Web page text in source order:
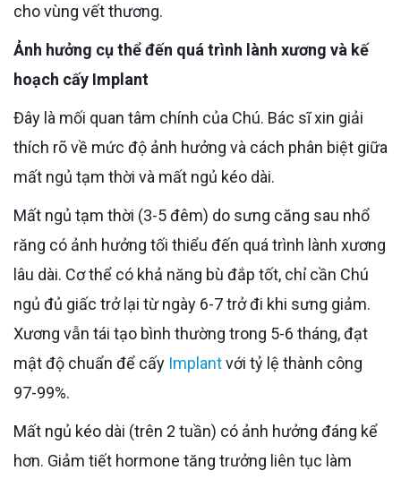
cho vùng vết thương.
Ảnh hưởng cụ thể đến quá trình lành xương và kế
hoạch cấy Implant
Đây là mối quan tâm chính của Chú. Bác sĩ xin giải
thích rõ về mức độ ảnh hưởng và cách phân biệt giữa
mất ngủ tạm thời và mất ngủ kéo dài.
Mất ngủ tạm thời (3-5 đêm) do sưng căng sau nhổ
răng có ảnh hưởng tối thiểu đến quá trình lành xương
lâu dài. Cơ thể có khả năng bù đắp tốt, chỉ cần Chú
ngủ đủ giấc trở lại từ ngày 6-7 trở đi khi sưng giảm.
Xương vẫn tái tạo bình thường trong 5-6 tháng, đạt
mật độ chuẩn để cấy Implantvới tỷ lệ thành công
97-99%.
Mất ngủ kéo dài (trên 2 tuần) có ảnh hưởng đáng kể
hơn. Giảm tiết hormone tăng trưởng liên tục làm